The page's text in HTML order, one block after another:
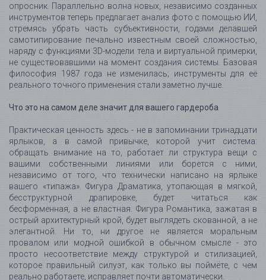
опросник. Параллельно волна новых, независимо созданных
инструментов теперь предлагает анализ фото с помощью ИИ,
стремясь убрать часть субъективности, годами делавшей
самотипирование печально известным своей сложностью,
наряду с функциями 3D-модели тела и виртуальной примерки,
не существовавшими на момент создания системы. Базовая
философия 1987 года не изменилась; инструменты для её
реального точного применения стали заметно лучше.
Что это на самом деле значит для вашего гардероба
Практическая ценность здесь - не в запоминании тринадцати
ярлыков, а в самой привычке, которой учит система:
обращать внимание на то, работает ли структура вещи с
вашими собственными линиями или борется с ними,
независимо от того, что технически написано на ярлыке
вашего «типажа». Фигура Драматика, утопающая в мягкой,
бесструктурной драпировке, будет читаться как
бесформенная, а не властная. Фигура Романтика, зажатая в
острый архитектурный крой, будет выглядеть скованной, а не
элегантной. Ни то, ни другое не является моральным
провалом или модной ошибкой в обычном смысле - это
просто несоответствие между структурой и стилизацией,
которое правильный силуэт, как только вы поймёте, с чем
реально работаете, исправляет почти автоматически.